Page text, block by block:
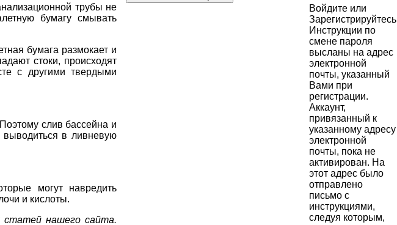
трубы не
бумагу смывать
бумага размокает и
стоки, происходят
с другими твердыми
слив бассейна и
в ливневую
могут навредить
и кислоты.
статей нашего сайта.
Войдите или
Зарегистрируйтесь
Инструкции по
смене пароля
высланы на адрес
электронной
почты, указанный
Вами при
регистрации.
Аккаунт,
привязанный к
указанному адресу
электронной
почты, пока не
активирован. На
этот адрес было
отправлено
письмо с
инструкциями,
следуя которым,